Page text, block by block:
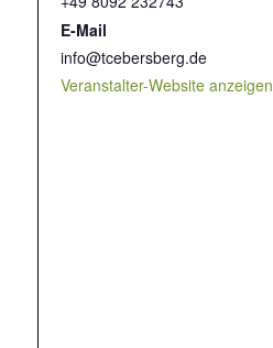
E-Mail
info@tcebersberg.de
Veranstalter-Website anzeigen